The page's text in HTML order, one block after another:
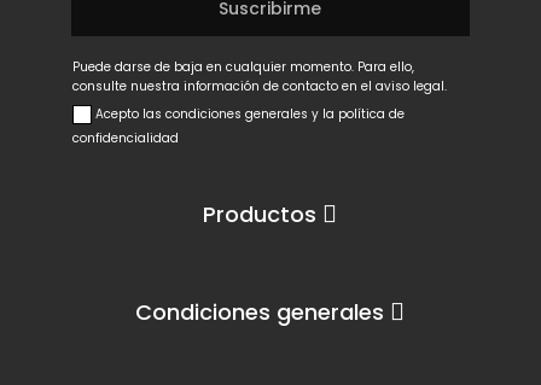
Productos
Condiciones generales
Puede darse de baja en cualquier momento. Para ello,
consulte nuestra información de contacto en el aviso legal.
Acepto las condiciones generales y la política de
confidencialidad